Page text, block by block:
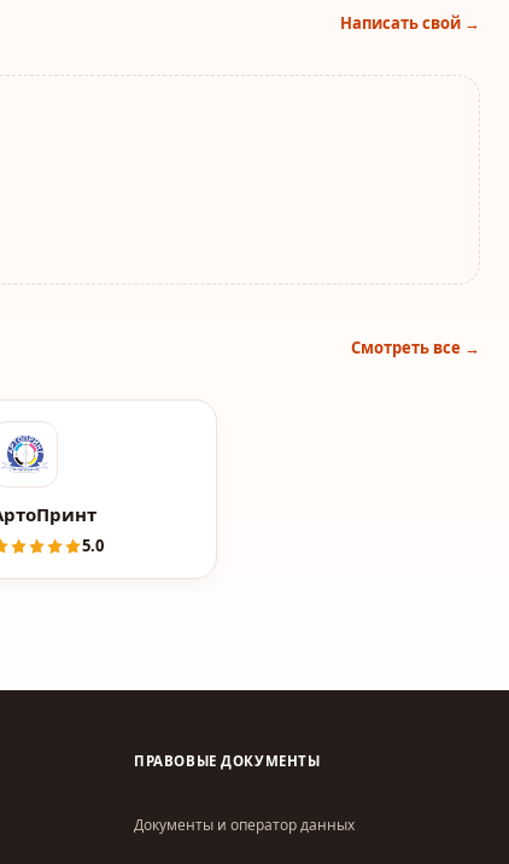
Написать свой →
Смотреть все →
5.0
ПРАВОВЫЕ ДОКУМЕНТЫ
Документы и оператор данных